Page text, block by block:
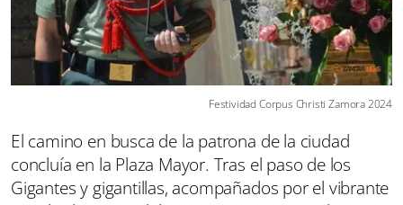
Festividad Corpus Christi Zamora 2024
El camino en busca de la patrona de la ciudad
concluía en la Plaza Mayor. Tras el paso de los
Gigantes y gigantillas, acompañados por el vibrante